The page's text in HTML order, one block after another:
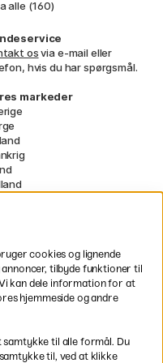
alle (160)
osvia e-mail eller
hvis du har spørgsmål.
markeder
fragtvilkår gælder for
varer.
cookies og lignende
tilbyde funktioner til
kan dele information for at
hjemmeside og andre
samtykke til alle formål. Du
til, ved at klikke